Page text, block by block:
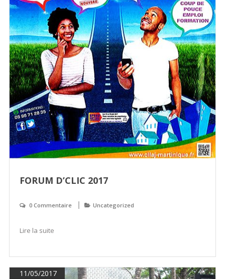
FORUM D’CLIC 2017
0 Commentaire Uncategorized
Lire la suite
11/05/2017